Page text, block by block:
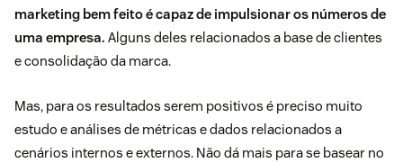
marketing bem feito é capaz de impulsionar os números de
uma empresa. Alguns deles relacionados a base de clientes
e consolidação da marca.
Mas, para os resultados serem positivos é preciso muito
estudo e análises de métricas e dados relacionados a
cenários internos e externos. Não dá mais para se basear no